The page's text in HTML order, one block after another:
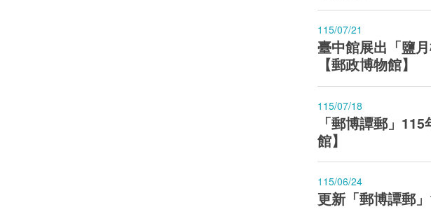
115/07/21
臺中館展出「鹽
【郵政博物館】
115/07/18
「郵博譚郵」
館】
115/06/24
更新「郵博譚郵